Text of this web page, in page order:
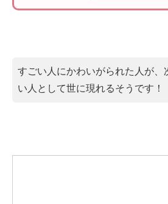
すごい人にかわいがられた人が、
い人として世に現れるそうです！